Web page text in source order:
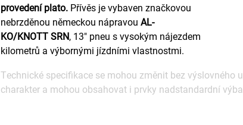
provedení plato. Přívěs je vybaven značkovou
nebrzděnou německou nápravouAL-
KO/KNOTT SRN, 13" pneu s vysokým nájezdem
kilometrů a výbornými jízdními vlastnostmi.
Technické specifikace se mohou změnit bez
charakter a mohou obsahovat i prvky nadstandardní